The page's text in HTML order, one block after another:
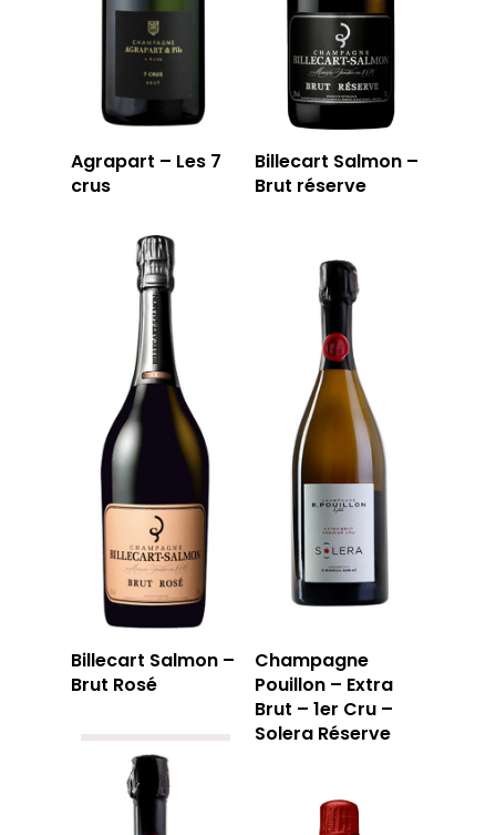
Agrapart – Les 7
crus
Billecart Salmon –
Brut réserve
Billecart Salmon –
Brut Rosé
Champagne
Pouillon – Extra
Brut – 1er Cru –
Solera Réserve